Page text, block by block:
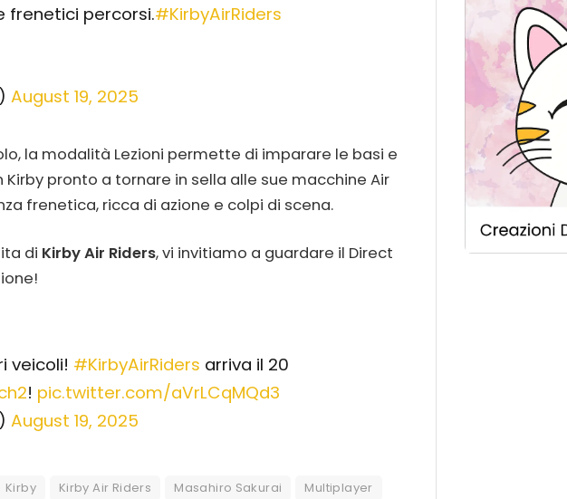
frenetici percorsi.#KirbyAirRiders
August 19, 2025
la modalità Lezioni permette di imparare le basi e
pronto a tornare in sella alle sue macchine Air
frenetica, ricca di azione e colpi di scena.
di Kirby Air Riders, vi invitiamo a guardare il Direct
veicoli! #KirbyAirRiders arriva il 20
! pic.twitter.com/aVrLCqMQd3
August 19, 2025
Kirby Kirby Air Riders Masahiro Sakurai
Multiplayer